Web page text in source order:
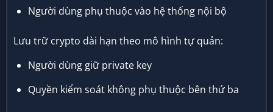
Người dùng phụ thuộc vào hệ thống nội bộ
Lưu trữ crypto dài hạn theo mô hình tự quản:
Người dùng giữ private key
Quyền kiểm soát không phụ thuộc bên thứ ba